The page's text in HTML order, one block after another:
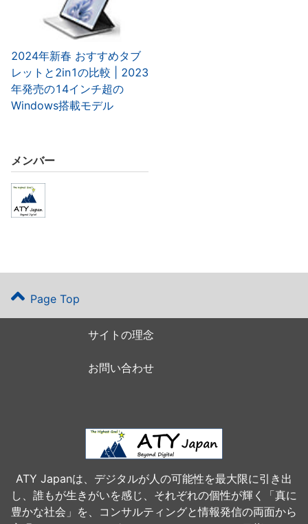
2024年新春 おすすめタブ
レットと2in1の比較 | 2023
年発売の14インチ超の
Windows搭載モデル
メンバー
Page Top
サイトの理念
お問い合わせ
ATY Japanは、デジタルが人の可能性を最大限に引き出
し、誰もが生きがいを感じ、それぞれの個性が輝く「真に
豊かな社会」を、コンサルティングと情報発信の両面から